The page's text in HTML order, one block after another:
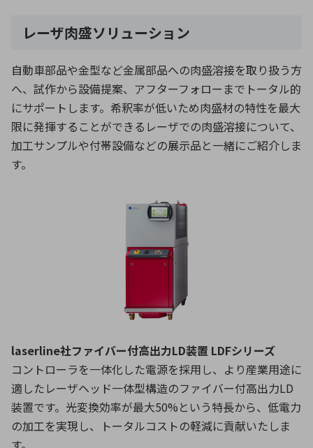
レーザ肉盛ソリューション
自動車部品や金型など金属部品への肉盛溶接を取り扱う方
へ、試作から設備提案、アフターフォローまでトータル的
にサポートします。希釈率が低いため肉盛材の特性を最大
限に発揮することができるレーザでの肉盛溶接について、
加工サンプルや付帯設備などの展示品と一緒にご紹介しま
す。
laserline社ファイバー付高出力LD装置 LDFシリーズ
コントローラを一体化した電源を採用し、より産業用途に
適したレーザヘッド一体型構造のファイバー付高出力LD
装置です。光変換効率が最大50%という特長から、低電力
の加工を実現し、トータルコストの軽減に貢献いたしま